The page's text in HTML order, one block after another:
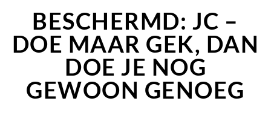
BESCHERMD: JC –
DOE MAAR GEK, DAN
DOE JE NOG
GEWOON GENOEG